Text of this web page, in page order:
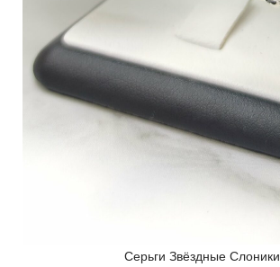
Серьги Звёздные Слоники